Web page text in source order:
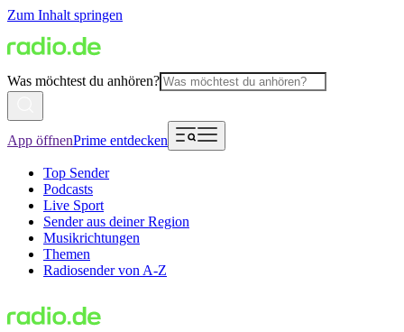
Zum Inhalt springen
Was möchtest du anhören?
App öffnenPrime entdecken
Top Sender
Podcasts
Live Sport
Sender aus deiner Region
Musikrichtungen
Themen
Radiosender von A-Z